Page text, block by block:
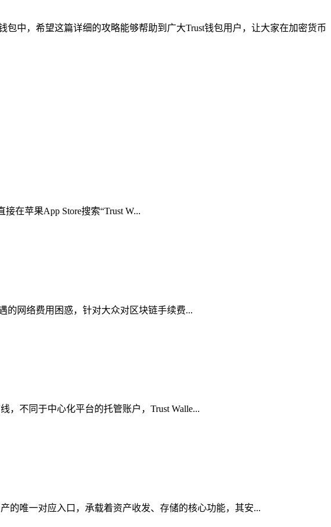
中，希望这篇详细的攻略能够帮助到广大Trust钱包用户，让大家在加密货币
在苹果App Store搜索“Trust W...
的网络费用困惑，针对大众对区块链手续费...
，不同于中心化平台的托管账户，Trust Walle...
的唯一对应入口，承载着资产收发、存储的核心功能，其安...